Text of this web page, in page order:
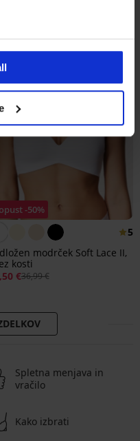
-50%
5
modrček Soft Lace II,
kosti
€36,99 €
Spletna menjava in
vračilo
Kako izbrati